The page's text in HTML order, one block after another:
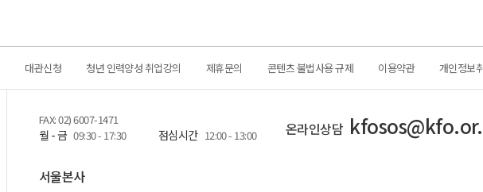
대관신청 청년 인력양성 취업강의 제휴문의 콘텐츠 불법사용 규제 이용약관 개인정보
FAX: 02) 6007-1471
월 - 금 09:30 - 17:30 점심시간 12:00 - 13:00 온라인상담
서울본사